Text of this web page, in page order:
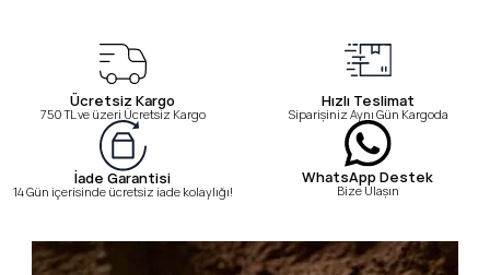
Ücretsiz Kargo
750 TL ve üzeri Ücretsiz Kargo
Hızlı Teslimat
Siparişiniz Aynı Gün Kargoda
İade Garantisi
14 Gün içerisinde ücretsiz iade kolaylığı!
WhatsApp Destek
Bize Ulaşın